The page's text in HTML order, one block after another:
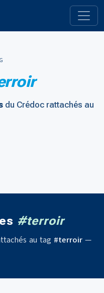
du Crédoc rattachés au
#terroir
au tag #terroir —